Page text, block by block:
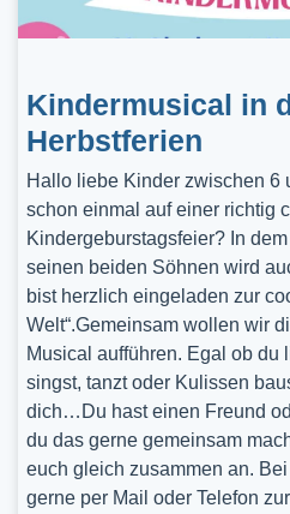
Kindermusical in
Herbstferien
Hallo liebe Kinder zwischen 6
schon einmal auf einer richtig
Kindergeburstagsfeier? In
seinen beiden Söhnen wird
bist herzlich eingeladen zur
Welt“.Gemeinsam wollen wir
Musical aufführen. Egal ob du
singst, tanzt oder Kulissen
dich…Du hast einen Freund
du das gerne gemeinsam
euch gleich zusammen an.
gerne per Mail oder Telefon